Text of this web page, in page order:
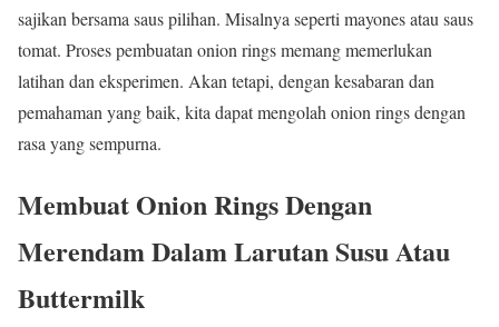
sajikan bersama saus pilihan. Misalnya seperti mayones atau saus
tomat. Proses pembuatan onion rings memang memerlukan
latihan dan eksperimen. Akan tetapi, dengan kesabaran dan
pemahaman yang baik, kita dapat mengolah onion rings dengan
rasa yang sempurna.
Membuat Onion Rings Dengan
Merendam Dalam Larutan Susu Atau
Buttermilk